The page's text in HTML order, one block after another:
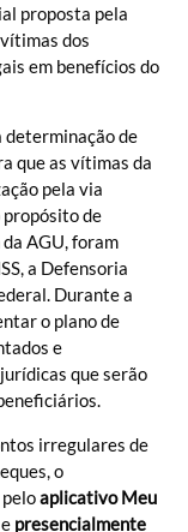
proposta pela
dos
em benefícios do
determinação de
que as vítimas da
pela via
propósito de
AGU, foram
a Defensoria
Durante a
o plano de
e
que serão
irregulares de
o
aplicativo Meu
e presencialmente